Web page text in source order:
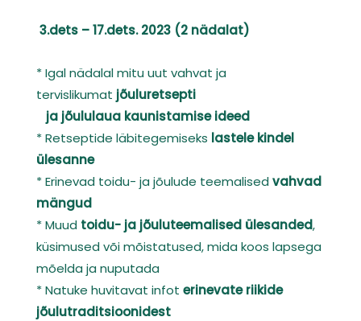
3.dets – 17.dets. 2023 (2 nädalat)
* Igal nädalal mitu uut vahvat ja
tervislikumat jõuluretsepti
ja jõululaua kaunistamise ideed
* Retseptide läbitegemiseks lastele kindel
ülesanne
* Erinevad toidu- ja jõulude teemalised vahvad
mängud
* Muud toidu- ja jõuluteemalised ülesanded,
küsimused või mõistatused, mida koos lapsega
mõelda ja nuputada
* Natuke huvitavat infot erinevate riikide
jõulutraditsioonidest